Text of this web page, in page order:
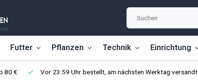
Futter Pflanzen Technik Einrichtung
80 € Vor 23:59 Uhr bestellt, am nächsten Werktag versandt